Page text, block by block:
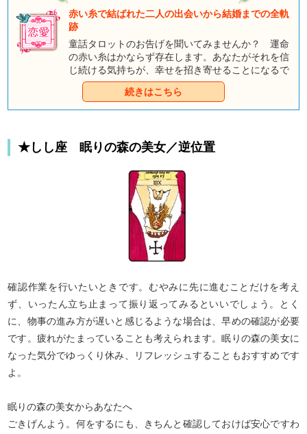
赤い糸で結ばれた二人の出会いから結婚までの全軌
跡
童話タロットのお告げを聞いてみませんか？ 運命
の赤い糸はかならず存在します。あなたがそれを信
じ続ける気持ちが、幸せを招き寄せることになるで
しょう。童話タロットであなたの深部と未来を占え
ば、答えが見えてくるはず。
続きはこちら
★しし座 眠りの森の美女／逆位置
確認作業を行いたいときです。むやみに先に進むことだけを考え
ず、いったん立ち止まって振り返ってみるといいでしょう。とく
に、物事の進み方が遅いと感じるような場合は、早めの確認が必要
です。疲れがたまっていることも考えられます。眠りの森の美女に
なった気分でゆっくり休み、リフレッシュすることもおすすめです
よ。
眠りの森の美女からあなたへ
ごきげんよう。何をするにも、きちんと確認しておけば安心ですわ